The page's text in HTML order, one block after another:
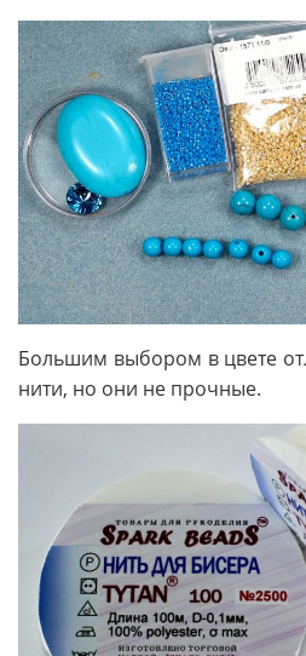
Большим выбором в цвете
нити, но они не прочные.